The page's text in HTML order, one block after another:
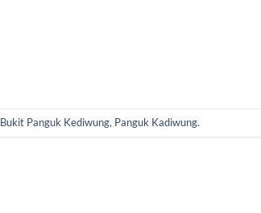
Bukit Panguk Kediwung, Panguk Kadiwung.